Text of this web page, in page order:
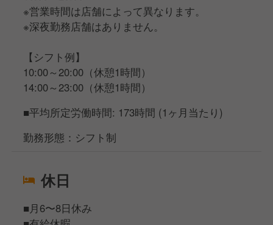
※営業時間は店舗によって異なります。
※深夜勤務店舗はありません。
【シフト例】
10:00～20:00（休憩1時間）
14:00～23:00（休憩1時間）
■平均所定労働時間: 173時間 (1ヶ月当たり)
勤務形態：シフト制
休日
■月6〜8日休み